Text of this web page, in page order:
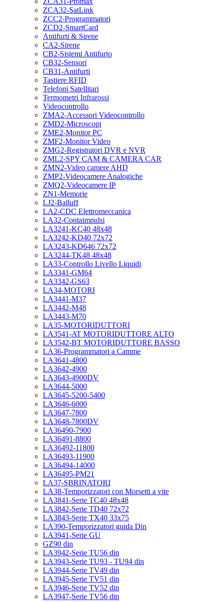
ZCA32-SatLink
ZCC2-Programmatori
ZCD2-SmartCard
Antifurti & Sirene
CA2-Sirene
CB2-Sistemi Antifurto
CB32-Sensori
CB31-Antifurti
Tastiere RFID
Telefoni Satellitari
Termometri Infrarossi
Videocontrollo
ZMA2-Accessori Videocontrollo
ZMD2-Microscopi
ZME2-Monitor PC
ZMF2-Monitor Video
ZMG2-Registratori DVR e NVR
ZML2-SPY CAM & CAMERA CAR
ZMN2-Video camere AHD
ZMP2-Videocamere Analogiche
ZMQ2-Videocamere IP
ZN1-Memorie
LJ2-Balluff
LA2-CDC Elettromeccanica
LA32-Contaimpulsi
LA3241-KC40 48x48
LA3242-KD40 72x72
LA3243-KD646 72x72
LA3244-TK48 48x48
LA33-Controllo Livello Liquidi
LA3341-GM64
LA3342-GS63
LA34-MOTORI
LA3441-M37
LA3442-M48
LA3443-M70
LA35-MOTORIDUTTORI
LA3541-AT MOTORIDUTTORE ALTO
LA3542-BT MOTORIDUTTORE BASSO
LA36-Programmatori a Camme
LA3641-4800
LA3642-4900
LA3643-4900DV
LA3644-5000
LA3645-5200-5400
LA3646-6000
LA3647-7800
LA3648-7800DV
LA36490-7900
LA36491-8800
LA36492-11800
LA36493-11900
LA36494-14000
LA36495-PM21
LA37-SBRINATORI
LA38-Temporizzatori con Morsetti a vite
LA3841-Serie TC40 48x48
LA3842-Serie TD40 72x72
LA3843-Serie TX40 33x75
LA390-Temporizzatori guida Din
LA3941-Serie GU
GZ90 din
LA3942-Serie TU56 din
LA3943-Serie TU93 - TU94 din
LA3944-Serie TV49 din
LA3945-Serie TV51 din
LA3946-Serie TV52 din
LA3947-Serie TV56 din